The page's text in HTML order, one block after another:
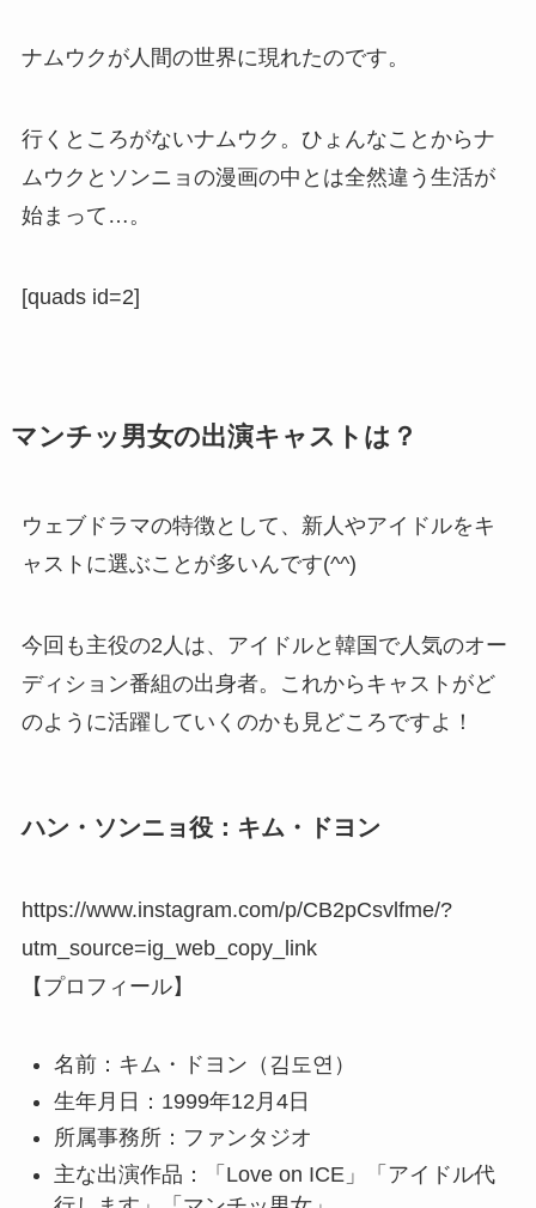
ナムウクが人間の世界に現れたのです。
行くところがないナムウク。ひょんなことからナ
ムウクとソンニョの漫画の中とは全然違う生活が
始まって…。
[quads id=2]
マンチッ男女の出演キャストは？
ウェブドラマの特徴として、新人やアイドルをキ
ャストに選ぶことが多いんです(^^)
今回も主役の2人は、アイドルと韓国で人気のオー
ディション番組の出身者。これからキャストがど
のように活躍していくのかも見どころですよ！
ハン・ソンニョ役：キム・ドヨン
https://www.instagram.com/p/CB2pCsvlfme/?
utm_source=ig_web_copy_link
【プロフィール】
名前：キム・ドヨン（김도연）
生年月日：1999年12月4日
所属事務所：ファンタジオ
主な出演作品：「Love on ICE」「アイドル代